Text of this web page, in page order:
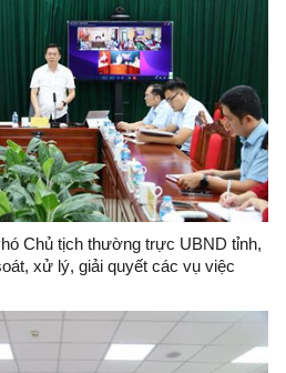
Chủ tịch thường trực UBND tỉnh,
xử lý, giải quyết các vụ việc
thoại với bà Nông Thị Hoà.